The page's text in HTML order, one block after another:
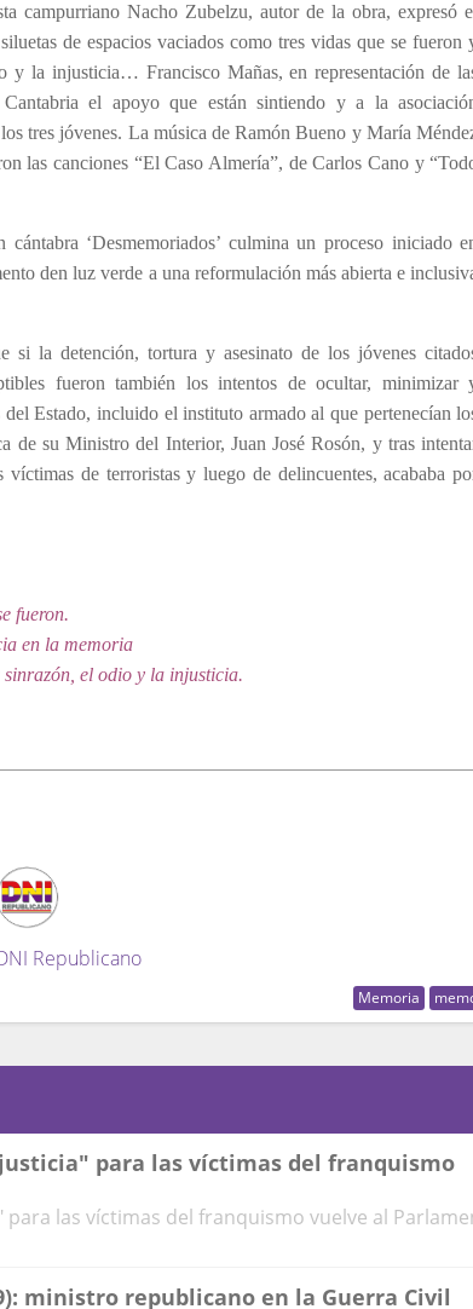
campurriano Nacho Zubelzu, autor de la obra, expresó
de espacios vaciados como tres vidas que se fueron
la injusticia… Francisco Mañas, en representación de
el apoyo que están sintiendo y a la
tres jóvenes. La música de Ramón Bueno y María
las canciones “El Caso Almería”, de Carlos Cano y
‘Desmemoriados’ culmina un proceso iniciado
den luz verde a una reformulación más abierta e
si la detención, tortura y asesinato de los jóvenes
fueron también los intentos de ocultar, minimizar
Estado, incluido el instituto armado al que pertenecían
de su Ministro del Interior, Juan José Rosón, y tras
de terroristas y luego de delincuentes, acababa
fueron.
en la memoria
el odio y la injusticia.
Republicano
Memoria
para las víctimas del franquismo
las víctimas del franquismo vuelve al
ministro republicano en la Guerra Civil